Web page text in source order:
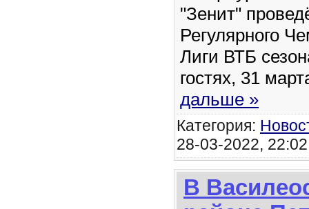
"Зенит"
Регулярного
Лиги ВТБ
гостях, 31
дальше »
Категория:
28-03-2022,
В